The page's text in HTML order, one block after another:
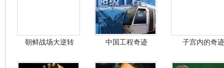
朝鲜战场大逆转 中国工程奇迹 子宫内的奇迹